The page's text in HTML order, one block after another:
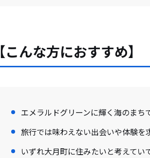
【こんな方におすすめ】
エメラルドグリーンに輝く海のまち
旅行では味わえない出会いや体験を
いずれ大月町に住みたいと考えてい